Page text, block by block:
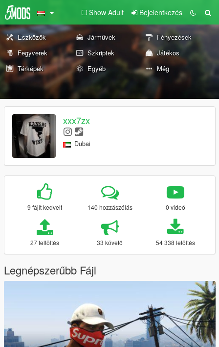
Show Adult Bejelentkezés
Eszközök Járművek
Fényezések
Fegyverek
Szkriptek
Játékos
Térképek
Egyéb Még
xxx7zx
Dubai
9 fájlt kedvelt 140 hozzászólás 0 videó
27 feltöltés 33 követő 54 338 letöltés
Legnépszerűbb Fájl